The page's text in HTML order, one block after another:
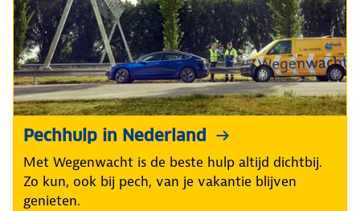
Pechhulp in Nederland
Met Wegenwacht is de beste hulp altijd dichtbij.
Zo kun, ook bij pech, van je vakantie blijven
genieten.